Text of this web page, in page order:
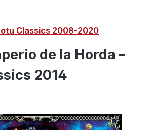
Classics 2008-2020
de la Horda –
2014